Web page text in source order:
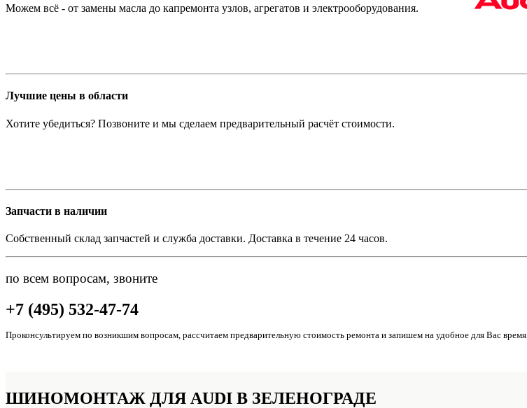
Можем всё - от замены масла до капремонта узлов, агрегатов и электрооборудования.
Лучшие цены в области
Хотите убедиться? Позвоните и мы сделаем предварительный расчёт стоимости.
Запчасти в наличии
Собственный склад запчастей и служба доставки. Доставка в течение 24 часов.
по всем вопросам, звоните
+7 (495) 532-47-74
Проконсультируем по возникшим вопросам, рассчитаем предварительную стоимость ремонта и запишем на удобное для Вас время.
ШИНОМОНТАЖ ДЛЯ AUDI В ЗЕЛЕНОГРАДЕ